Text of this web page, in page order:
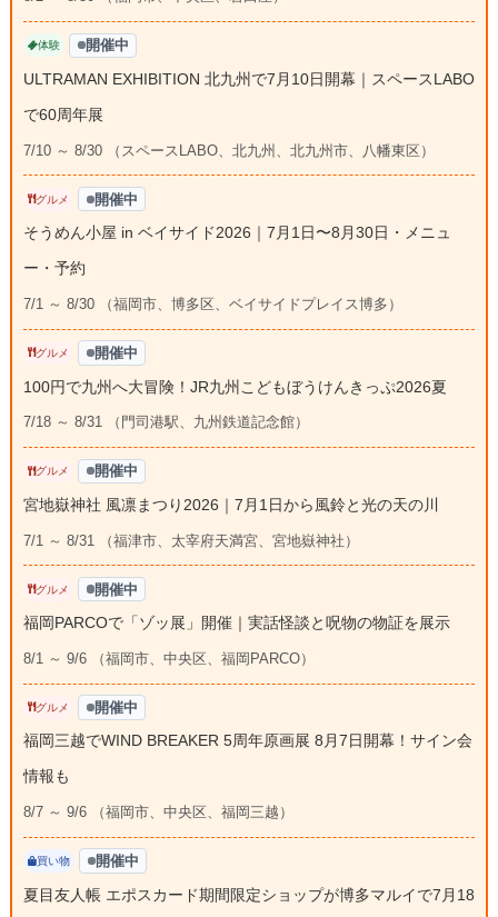
体験 開催中
ULTRAMAN EXHIBITION 北九州で7月10日開幕｜スペースLABO
で60周年展
7/10 ～ 8/30 （スペースLABO、北九州、北九州市、八幡東区）
グルメ 開催中
そうめん小屋 in ベイサイド2026｜7月1日〜8月30日・メニュ
ー・予約
7/1 ～ 8/30 （福岡市、博多区、ベイサイドプレイス博多）
グルメ 開催中
100円で九州へ大冒険！JR九州こどもぼうけんきっぷ2026夏
7/18 ～ 8/31 （門司港駅、九州鉄道記念館）
グルメ 開催中
宮地嶽神社 風凛まつり2026｜7月1日から風鈴と光の天の川
7/1 ～ 8/31 （福津市、太宰府天満宮、宮地嶽神社）
グルメ 開催中
福岡PARCOで「ゾッ展」開催｜実話怪談と呪物の物証を展示
8/1 ～ 9/6 （福岡市、中央区、福岡PARCO）
グルメ 開催中
福岡三越でWIND BREAKER 5周年原画展 8月7日開幕！サイン会
情報も
8/7 ～ 9/6 （福岡市、中央区、福岡三越）
買い物 開催中
夏目友人帳 エポスカード期間限定ショップが博多マルイで7月18